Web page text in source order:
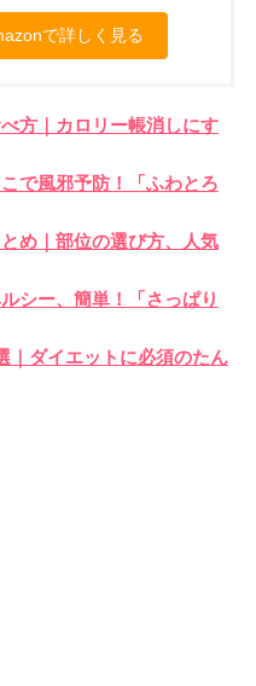
で詳しく見る
方｜カロリー帳消しにす
で風邪予防！「ふわとろ
め｜部位の選び方、人気
シー、簡単！「さっぱり
｜ダイエットに必須のたん